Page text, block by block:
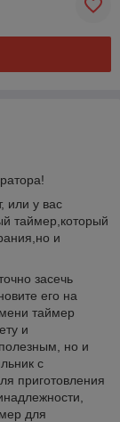
или у вас
таймер,который
и
засечь
его на
таймер
и
но и
с
приготовления
для